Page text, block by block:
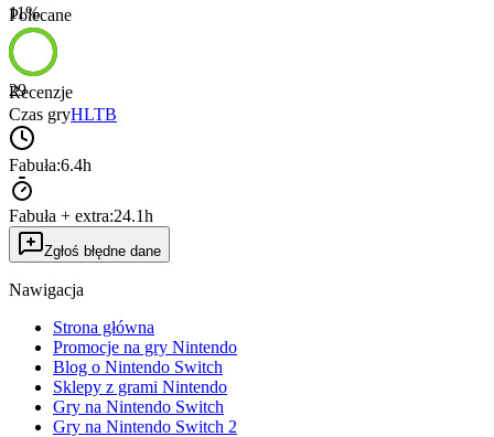
11%
Polecane
29
Recenzje
Czas gryHLTB
Fabuła:6.4h
Fabuła + extra:24.1h
Zgłoś błędne dane
Nawigacja
Strona główna
Promocje na gry Nintendo
Blog o Nintendo Switch
Sklepy z grami Nintendo
Gry na Nintendo Switch
Gry na Nintendo Switch 2